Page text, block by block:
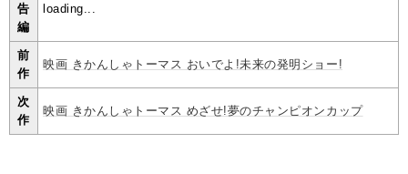
告
編
loading...
前
作
映画 きかんしゃトーマス おいでよ!未来の発明ショー!
次
作
映画 きかんしゃトーマス めざせ!夢のチャンピオンカップ